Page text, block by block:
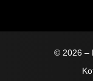
© 2026 –